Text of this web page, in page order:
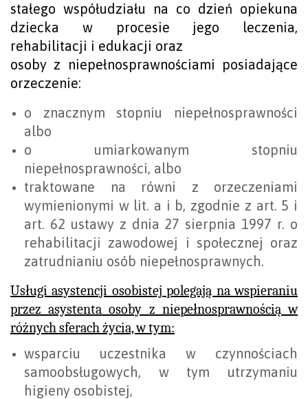
stałego współudziału na co dzień opiekuna
dziecka w procesie jego leczenia,
rehabilitacji i edukacji oraz
osoby z niepełnosprawnościami posiadające
orzeczenie:
o znacznym stopniu niepełnosprawności
albo
o umiarkowanym stopniu
niepełnosprawności, albo
traktowane na równi z orzeczeniami
wymienionymi w lit. a i b, zgodnie z art. 5 i
art. 62 ustawy z dnia 27 sierpnia 1997 r. o
rehabilitacji zawodowej i społecznej oraz
zatrudnianiu osób niepełnosprawnych.
Usługi asystencji osobistej polegają na wspieraniu
przez asystenta osoby z niepełnosprawnością w
różnych sferach życia, w tym:
wsparciu uczestnika w czynnościach
samoobsługowych, w tym utrzymaniu
higieny osobistej,